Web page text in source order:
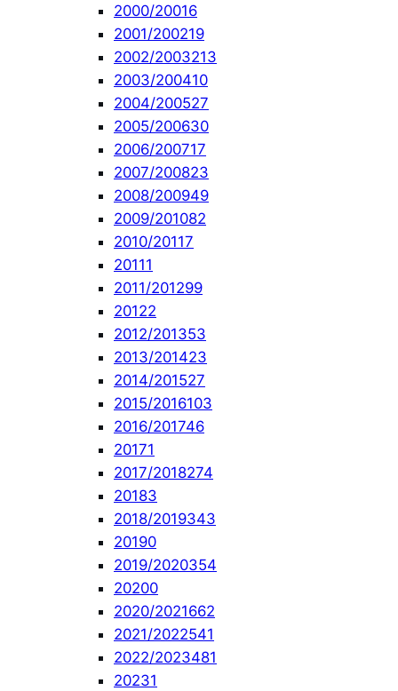
2000/20016
2001/200219
2002/2003213
2003/200410
2004/200527
2005/200630
2006/200717
2007/200823
2008/200949
2009/201082
2010/20117
20111
2011/201299
20122
2012/201353
2013/201423
2014/201527
2015/2016103
2016/201746
20171
2017/2018274
20183
2018/2019343
20190
2019/2020354
20200
2020/2021662
2021/2022541
2022/2023481
20231